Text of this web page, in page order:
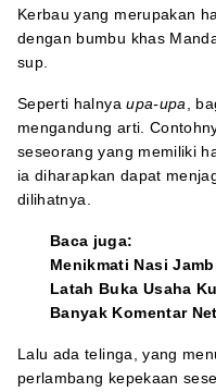
Kerbau yang merupakan
dengan bumbu khas
sup.
Seperti halnyaupa-upa
,
mengandung arti.
seseorang yang memiliki
ia diharapkan dapat
dilihatnya.
Baca juga:
Menikmati Nasi
Latah Buka Usaha
Banyak Komentar
Lalu ada telinga, yang
perlambang kepekaan